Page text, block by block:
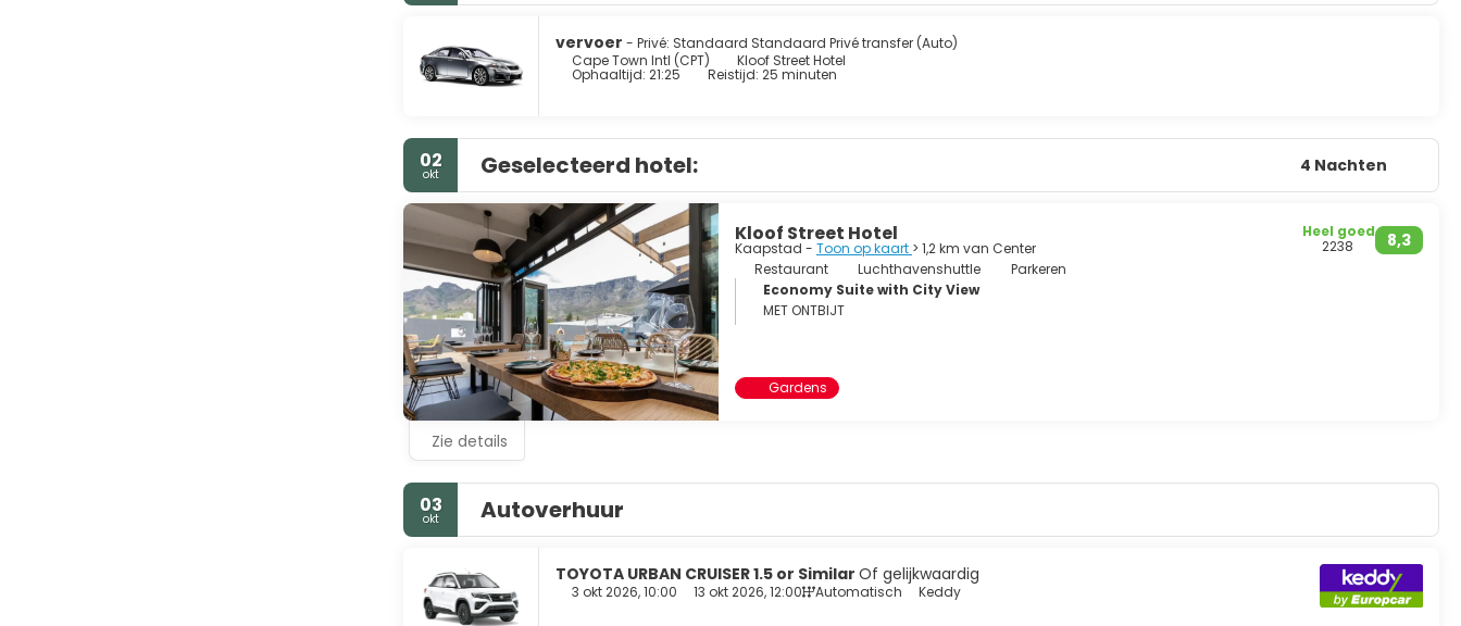
vervoer - Privé: Standaard Standaard Privé transfer (Auto)
Cape Town Intl (CPT)
Kloof Street Hotel
Ophaaltijd: 21:25 Reistijd: 25 minuten
02
okt Geselecteerd hotel: 4 Nachten
Kloof Street Hotel
Kaapstad - Toon op kaart > 1,2 km van Center 8,3
Heel goed
2238
Restaurant
Luchthavenshuttle
Parkeren
Economy Suite with City View
MET ONTBIJT
Gardens
Zie details
03
okt Autoverhuur
TOYOTA URBAN CRUISER 1.5 or Similar Of gelijkwaardig
3 okt 2026, 10:00 13 okt 2026, 12:00 Automatisch Keddy